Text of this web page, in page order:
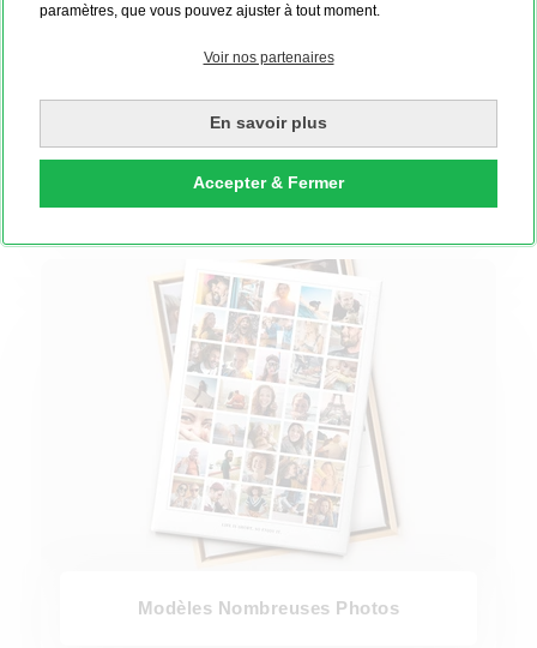
paramètres, que vous pouvez ajuster à tout moment.
Voir nos partenaires
En savoir plus
Accepter & Fermer
Modèles Personnalisés
Modèles Nombreuses Photos